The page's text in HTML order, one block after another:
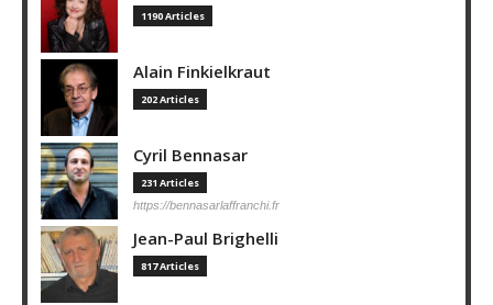
1190 Articles
Alain Finkielkraut
202 Articles
Cyril Bennasar
231 Articles
https://bennasarlaffranchi.fr
Jean-Paul Brighelli
817 Articles